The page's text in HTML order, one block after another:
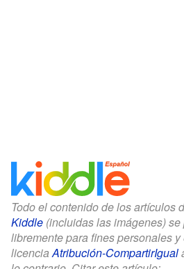
Todo el contenido de los artículos
Kiddle (incluidas las imágenes)
libremente para fines personales
licenciaAtribución-CompartirIgual